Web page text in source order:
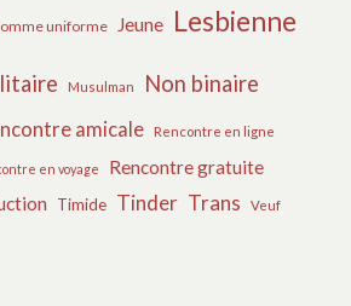
uniforme Jeune Lesbienne
Musulman Non binaire
amicale Rencontre en ligne
en voyage Rencontre gratuite
Timide Tinder Trans Veuf